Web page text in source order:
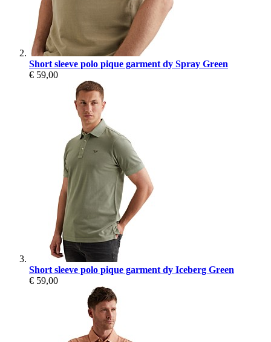
Short sleeve polo pique garment dy Spray Green
€ 59,00
Short sleeve polo pique garment dy Iceberg Green
€ 59,00